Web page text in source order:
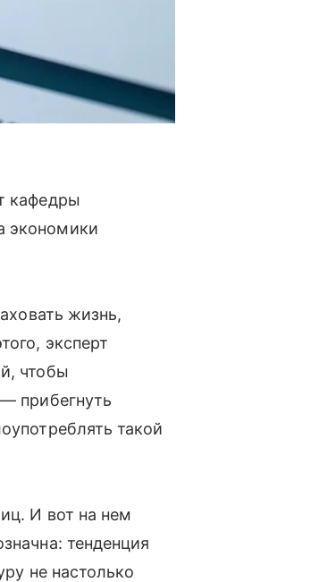
кафедры
экономики
жизнь,
эксперт
чтобы
прибегнуть
такой
И вот на нем
тенденция
не настолько